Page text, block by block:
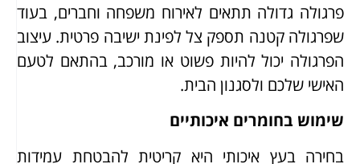
פרגולה גדולה תתאים לאירוח משפחה וחברים, בעוד
שפרגולה קטנה תספק צל לפינת ישיבה פרטית. עיצוב
הפרגולה יכול להיות פשוט או מורכב, בהתאם לטעם
האישי שלכם ולסגנון הבית.
שימוש בחומרים איכותיים
בחירה בעץ איכותי היא קריטית להבטחת עמידות